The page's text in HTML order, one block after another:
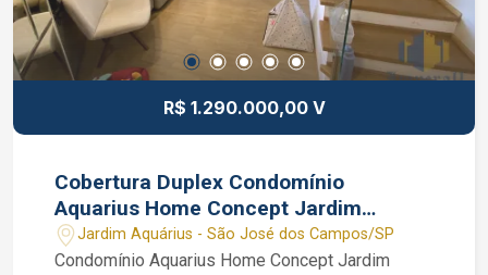
R$ 1.290.000,00 V
Cobertura Duplex Condomínio
Aquarius Home Concept Jardim
Aquarius SJC 3 dormitórios 2 suítes
Jardim Aquárius - São José dos Campos/SP
Condomínio Aquarius Home Concept Jardim